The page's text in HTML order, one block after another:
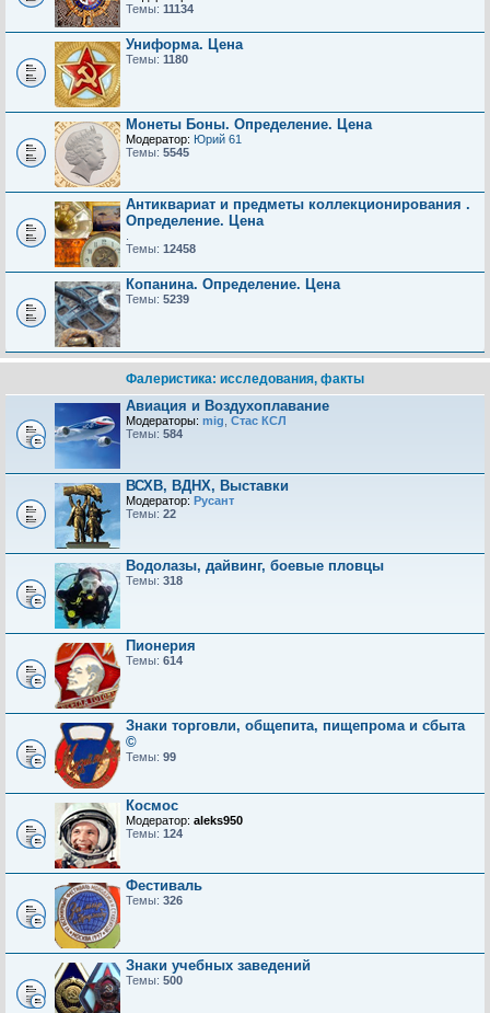
Темы: 11134
Униформа. Цена
Темы: 1180
Монеты Боны. Определение. Цена
Модератор: Юрий 61
Темы: 5545
Антиквариат и предметы коллекционирования .
Определение. Цена
Темы: 12458
Копанина. Определение. Цена
Темы: 5239
Фалеристика: исследования, факты
Авиация и Воздухоплавание
Модераторы: mig Стас КСЛ
Темы: 584
ВСХВ, ВДНХ, Выставки
Модератор: Русант
Темы: 22
Водолазы, дайвинг, боевые пловцы
Темы: 318
Пионерия
Темы: 614
Знаки торговли, общепита, пищепрома и сбыта
©
Темы: 99
Космос
Модератор: aleks950
Темы: 124
Фестиваль
Темы: 326
Знаки учебных заведений
Темы: 500